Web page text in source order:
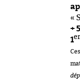
«
+
1er